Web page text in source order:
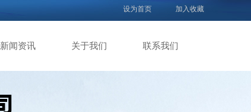
设为首页 加入收藏
新闻资讯 关于我们 联系我们